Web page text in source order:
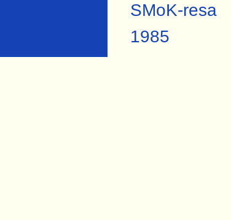
SMoK-resa
1985